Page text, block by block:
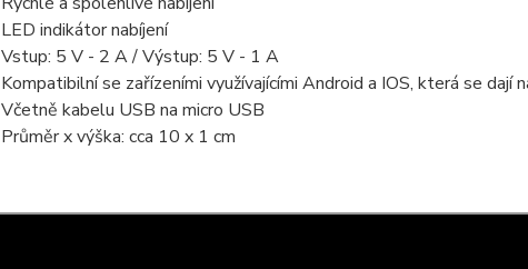
LED indikátor nabíjení
Vstup: 5 V - 2 A / Výstup: 5 V - 1 A
Kompatibilní se zařízeními využívajícími Android a IOS, která se dají
Včetně kabelu USB na micro USB
Průměr x výška: cca 10 x 1 cm